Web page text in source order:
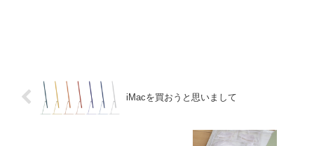
iMacを買おうと思いまして